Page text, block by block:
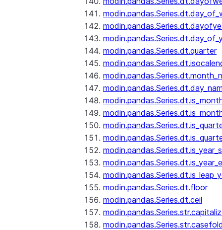
modin.pandas.Series.dt.quarter
modin.pandas.Series.dt.floor
modin.pandas.Series.dt.ceil